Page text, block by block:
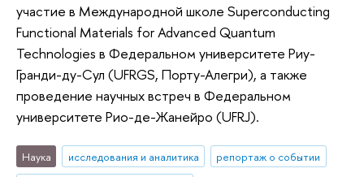
участие в Международной школе Superconducting
Functional Materials for Advanced Quantum
Technologies в Федеральном университете Риу-
Гранди-ду-Сул (UFRGS, Порту-Алегри), а также
проведение научных встреч в Федеральном
университете Рио-де-Жанейро (UFRJ).
Наука исследования и аналитика
репортаж о событии